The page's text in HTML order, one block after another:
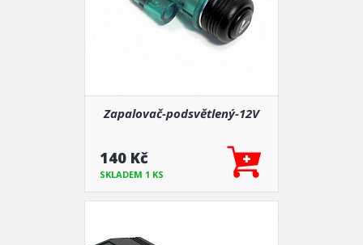
Zapalovač-podsvětlený-12V
140 Kč
SKLADEM 1 KS